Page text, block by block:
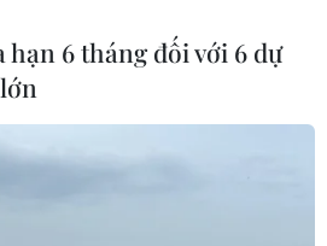
hạn 6 tháng đối với 6 dự